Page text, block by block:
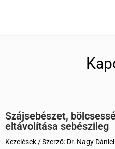
Szájsebészet,
eltávolítása sebészileg
Kezelések / Szerző: Dr. Nagy Dániel